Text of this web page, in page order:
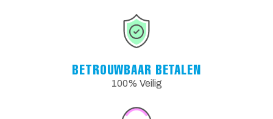
BETROUWBAAR BETALEN
100% Veilig